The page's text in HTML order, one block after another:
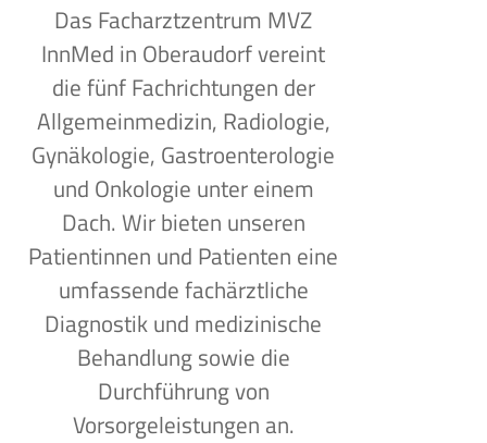
Das Facharztzentrum MVZ
InnMed in Oberaudorf vereint
die fünf Fachrichtungen der
Allgemeinmedizin, Radiologie,
Gynäkologie, Gastroenterologie
und Onkologie unter einem
Dach. Wir bieten unseren
Patientinnen und Patienten eine
umfassende fachärztliche
Diagnostik und medizinische
Behandlung sowie die
Durchführung von
Vorsorgeleistungen an.